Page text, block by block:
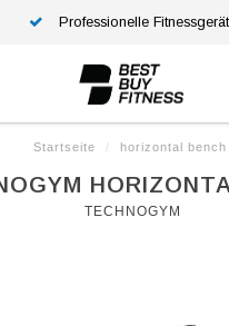
Professionelle
Startseite / horizontal bench
TECHNOGYM